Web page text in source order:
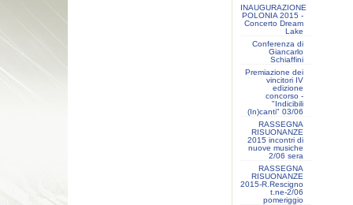
INAUGURAZIONE
POLONIA 2015 -
Concerto Dream
Lake
Conferenza di
Giancarlo
Schiaffini
Premiazione dei
vincitori IV
edizione
concorso -
"Indicibili
(In)canti" 03/06
RASSEGNA
RISUONANZE
2015 incontri di
nuove musiche
2/06 sera
RASSEGNA
RISUONANZE
2015-R.Rescigno
t.ne-2/06
pomeriggio